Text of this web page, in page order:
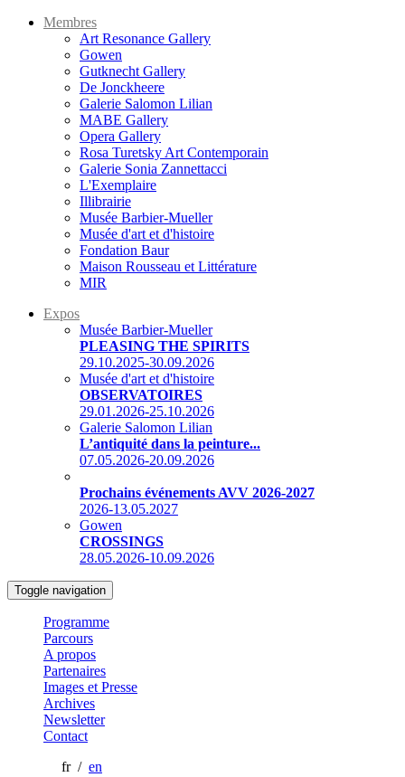
Membres
Art Resonance Gallery
Gowen
Gutknecht Gallery
De Jonckheere
Galerie Salomon Lilian
MABE Gallery
Opera Gallery
Rosa Turetsky Art Contemporain
Galerie Sonia Zannettacci
L'Exemplaire
Illibrairie
Musée Barbier-Mueller
Musée d'art et d'histoire
Fondation Baur
Maison Rousseau et Littérature
MIR
Expos
Musée Barbier-Mueller
PLEASING THE SPIRITS
29.10.2025-30.09.2026
Musée d'art et d'histoire
OBSERVATOIRES
29.01.2026-25.10.2026
Galerie Salomon Lilian
L’antiquité dans la peinture...
07.05.2026-20.09.2026
Prochains événements AVV 2026-2027
2026-13.05.2027
Gowen
CROSSINGS
28.05.2026-10.09.2026
Toggle navigation
Programme
Parcours
A propos
Partenaires
Images et Presse
Archives
Newsletter
Contact
fr / en